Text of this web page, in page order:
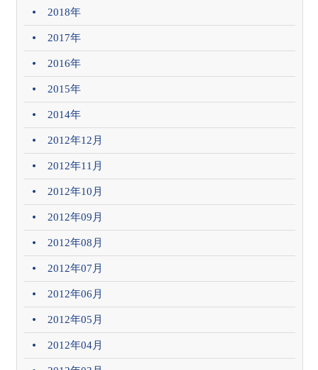
2018年
2017年
2016年
2015年
2014年
2012年12月
2012年11月
2012年10月
2012年09月
2012年08月
2012年07月
2012年06月
2012年05月
2012年04月